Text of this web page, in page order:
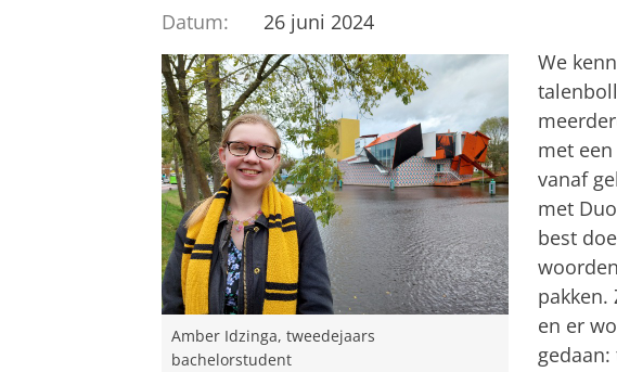
Datum:
26 juni 2024
Amber Idzinga, tweedejaars
bachelorstudent
We
met
vanaf
met
best
pakken.
en er